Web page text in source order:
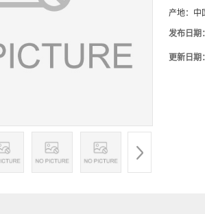
产地： 中
发布日期
更新日期